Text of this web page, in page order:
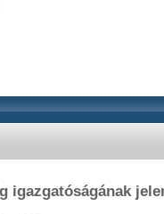
igazgatóságának